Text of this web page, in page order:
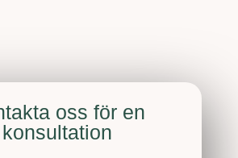
oss för en
konsultation